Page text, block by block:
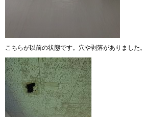
こちらが以前の状態です。穴や剥落がありました。